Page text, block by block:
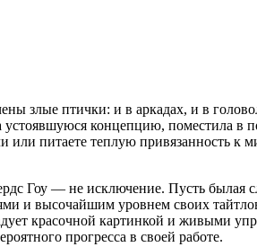
злые птички: и в аркадах, и в
устоявшуюся концепцию, поместила в
или питаете теплую привязанность к
Гоу — не исключение. Пусть былая
и высочайшим уровнем своих
красочной картинкой и живыми
прогресса в своей работе.